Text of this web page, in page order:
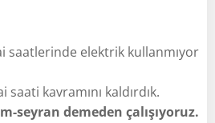
saatlerinde elektrik kullanmıyor
kavramını kaldırdık.
seyran demeden çalışıyoruz.